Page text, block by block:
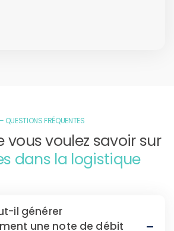
QUESTIONS FRÉQUENTES
vous voulez savoir sur
dans la logistique
il générer
une note de débit